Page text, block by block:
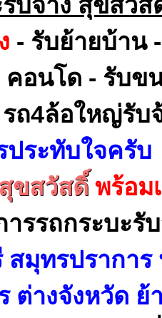
- รับย้ายบ้าน -
คอนโด - รับข
ถ4ล้อใหญ่รับ
ประทับใจครับ
ขสวัสดิ์ พร้อม
รรถกระบะรั
สมุทรปรากา
ต่างจังหวัด ย้